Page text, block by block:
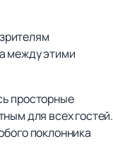
между этими
просторные
для всех гостей.
поклонника